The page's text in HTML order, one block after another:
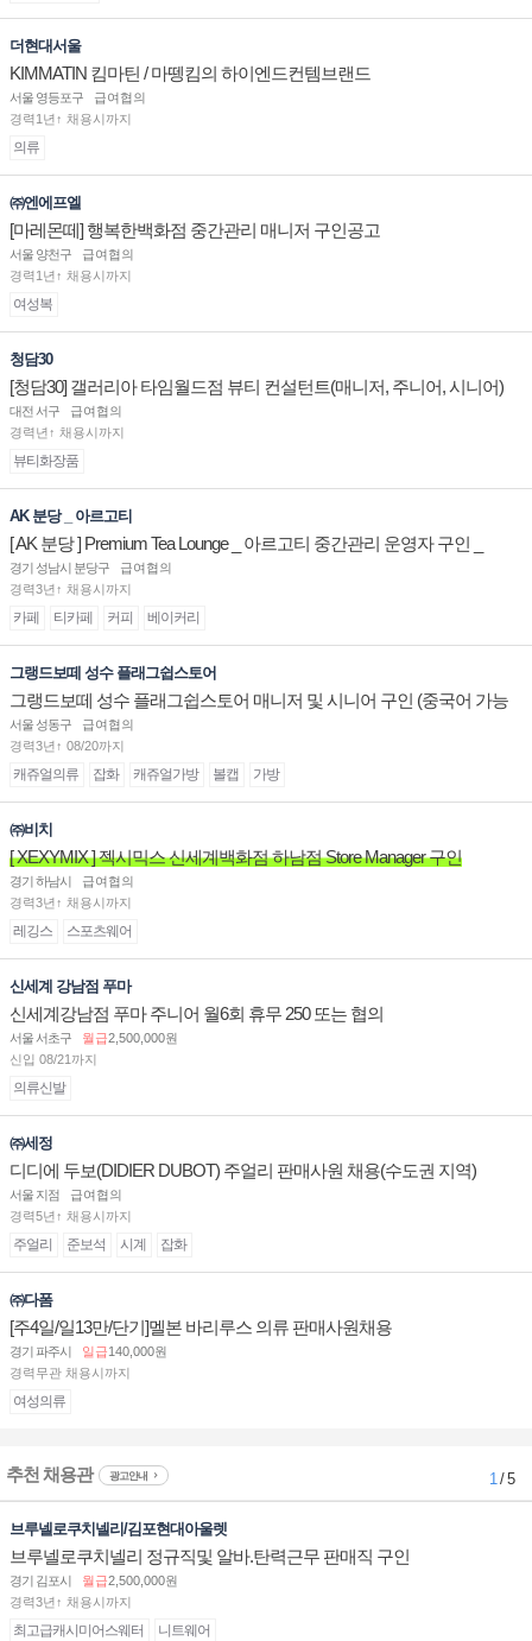
더현대서울
KIMMATIN 킴마틴 / 마뗑킴의 하이엔드컨템브랜드
서울 영등포구
급여협의
경력1년↑ 채용시까지
의류
㈜엔에프엘
[마레몬떼] 행복한백화점 중간관리 매니저 구인공고
서울 양천구
급여협의
경력1년↑ 채용시까지
여성복
청담30
[청담30] 갤러리아 타임월드점 뷰티 컨설턴트(매니저, 주니어, 시니어)
채용
대전 서구
급여협의
경력년↑ 채용시까지
뷰티화장품
AK 분당 _ 아르고티
[ AK 분당 ] Premium Tea Lounge _ 아르고티 중간관리 운영자 구인 _
경기 성남시 분당구
급여협의
경력3년↑ 채용시까지
카페 티카페 커피 베이커리
그랭드보떼 성수 플래그쉽스토어
그랭드보떼 성수 플래그쉽스토어 매니저 및 시니어 구인 (중국어 가능
자)
서울 성동구
급여협의
경력3년↑ 08/20까지
캐쥬얼의류 잡화 캐쥬얼가방 볼캡 가방
㈜비치
[ XEXYMIX ] 젝시믹스 신세계백화점 하남점 Store Manager 구인
경기 하남시
급여협의
경력3년↑ 채용시까지
레깅스 스포츠웨어
신세계 강남점 푸마
신세계강남점 푸마 주니어 월6회 휴무 250 또는 협의
서울 서초구 월급2,500,000원
신입 08/21까지
의류신발
㈜세정
디디에 두보(DIDIER DUBOT) 주얼리 판매사원 채용(수도권 지역)
서울 지점
급여협의
경력5년↑ 채용시까지
주얼리 준보석 시계 잡화
㈜다폼
[주4일/일13만/단기]멜본 바리루스 의류 판매사원채용
경기 파주시 일급140,000원
경력무관 채용시까지
여성의류
추천 채용관 광고안내 1/ 5
브루넬로쿠치넬리/김포현대아울렛
브루넬로쿠치넬리 정규직및 알바.탄력근무 판매직 구인
경기 김포시 월급2,500,000원
경력3년↑ 채용시까지
최고급캐시미어스웨터 니트웨어